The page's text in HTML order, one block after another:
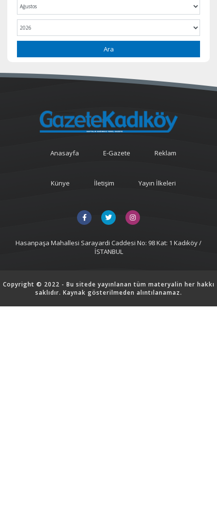
Ara
Anasayfa E-Gazete Reklam
Künye İletişim Yayın İlkeleri
Hasanpaşa Mahallesi Sarayardi Caddesi No: 98 Kat: 1 Kadıköy /
İSTANBUL
Copyright © 2022 - Bu sitede yayınlanan tüm materyalin her hakkı
saklıdır. Kaynak gösterilmeden alıntılanamaz.